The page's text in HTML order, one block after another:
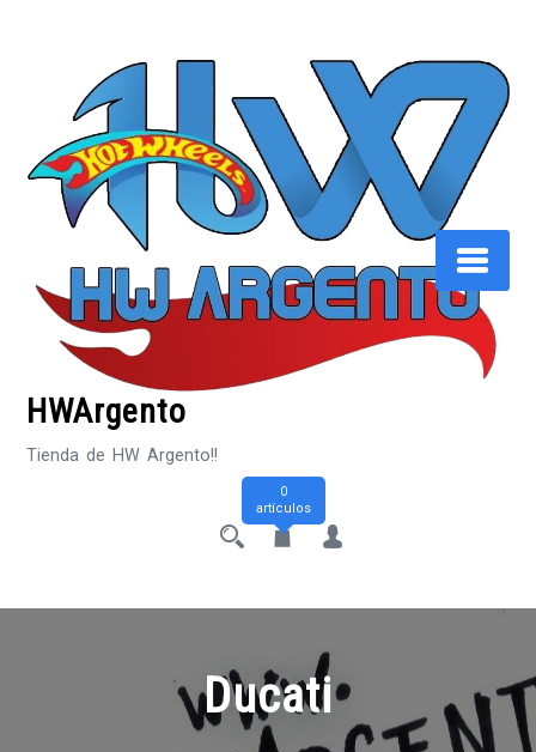
HWArgento
Tienda de HW Argento!!
0
artículos
Ducati